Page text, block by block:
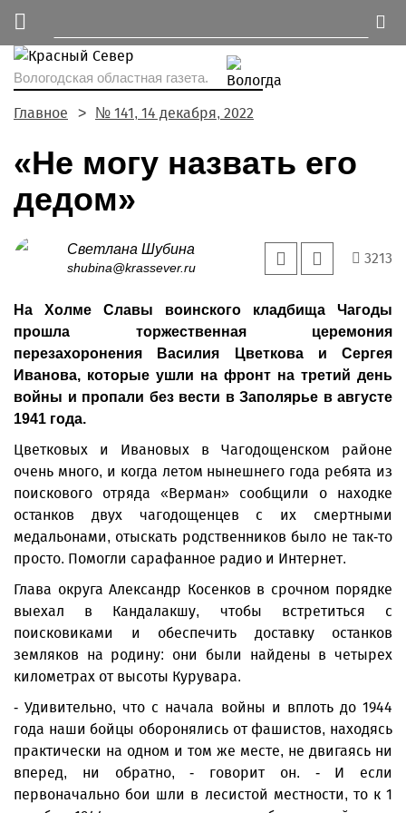
Вологодская областная газета.
Главное № 141, 14 декабря, 2022
«Не могу назвать его
дедом»
Светлана Шубина
shubina@krassever.ru
3213
На Холме Славы воинского кладбища Чагоды
прошла торжественная церемония
перезахоронения Василия Цветкова и Сергея
Иванова, которые ушли на фронт на третий день
войны и пропали без вести в Заполярье в августе
1941 года.
Цветковых и Ивановых в Чагодощенском районе
очень много, и когда летом нынешнего года ребята из
поискового отряда «Верман» сообщили о находке
останков двух чагодощенцев с их смертными
медальонами, отыскать родственников было не так-то
просто. Помогли сарафанное радио и Интернет.
Глава округа Александр Косенков в срочном порядке
выехал в Кандалакшу, чтобы встретиться с
поисковиками и обеспечить доставку останков
земляков на родину: они были найдены в четырех
километрах от высоты Курувара.
- Удивительно, что с начала войны и вплоть до 1944
года наши бойцы оборонялись от фашистов, находясь
практически на одном и том же месте, не двигаясь ни
вперед, ни обратно, - говорит он. - И если
первоначально бои шли в лесистой местности, то к 1